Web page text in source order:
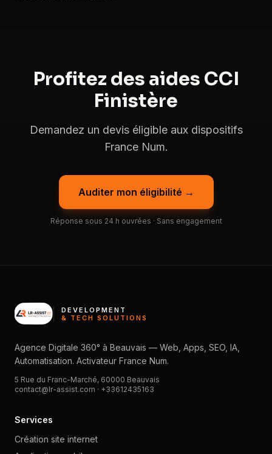
Profitez des aides CCI
Finistère
Demandez un devis éligible aux dispositifs
France Num.
Auditer mon éligibilité →
Réponse sous 24 h ouvrées · Sans engagement
DEVELOPMENT
& TECH SOLUTIONS
Agence Digitale 360° à Beauvais — Web, Apps, SEO, IA,
Automatisation. Activateur France Num.
5 Rue du Franc-Marché, 60000 Beauvais
contact@lr-assist.com · +33612435163
Services
Création site internet